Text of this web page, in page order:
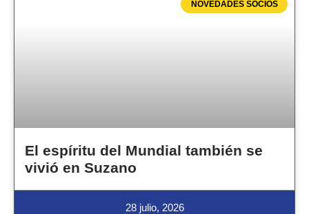
NOVEDADES SOCIOS
El espíritu del Mundial también se
vivió en Suzano
28 julio, 2026